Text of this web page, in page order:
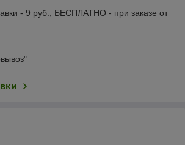
- 9 руб., БЕСПЛАТНО - при заказе от